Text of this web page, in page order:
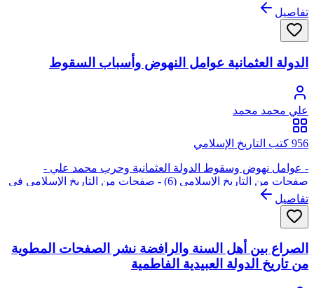
تفاصيل
الدولة العثمانية عوامل النهوض وأسباب السقوط
علي محمد محمد
956 كتب التاريخ الإسلامي
- عوامل نهوض وسقوط الدولة العثمانية وحرب محمد علي -
صفحات من التاريخ الإسلامي (6) - صفحات من التاريخ الإسلامي في
الشمال الإفريقي (6)
تفاصيل
الصراع بين أهل السنة والرافضة نشر الصفحات المطوية
من تاريخ الدولة العبيدية الفاطمية